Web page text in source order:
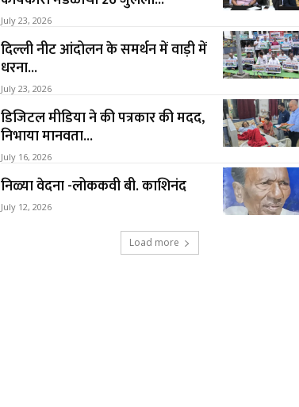
July 23, 2026
दिल्ली नीट आंदोलन के समर्थन में वाड़ी में
धरना...
July 23, 2026
डिजिटल मीडिया ने की पत्रकार की मदद,
निभाया मानवता...
July 16, 2026
निळ्या वेदना -लोककवी बी. काशिनंद
July 12, 2026
Load more